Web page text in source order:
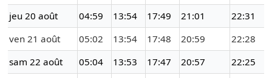
jeu 20 août
04:59 13:54 17:49 21:01
22:31
ven 21 août
05:02 13:54 17:48 20:59
22:28
sam 22 août
05:04 13:53 17:47 20:57
22:25